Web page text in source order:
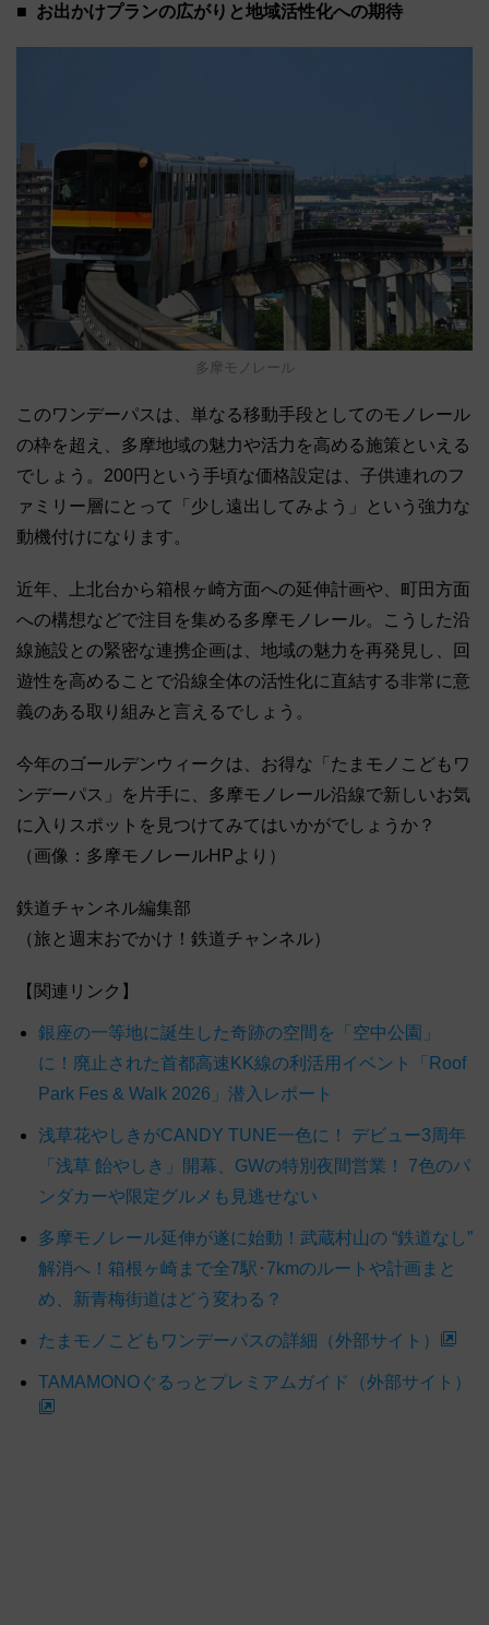
お出かけプランの広がりと地域活性化への期待
多摩モノレール
このワンデーパスは、単なる移動手段としてのモノレール
の枠を超え、多摩地域の魅力や活力を高める施策といえる
でしょう。200円という手頃な価格設定は、子供連れのフ
ァミリー層にとって「少し遠出してみよう」という強力な
動機付けになります。
近年、上北台から箱根ヶ崎方面への延伸計画や、町田方面
への構想などで注目を集める多摩モノレール。こうした沿
線施設との緊密な連携企画は、地域の魅力を再発見し、回
遊性を高めることで沿線全体の活性化に直結する非常に意
義のある取り組みと言えるでしょう。
今年のゴールデンウィークは、お得な「たまモノこどもワ
ンデーパス」を片手に、多摩モノレール沿線で新しいお気
に入りスポットを見つけてみてはいかがでしょうか？
（画像：多摩モノレールHPより）
鉄道チャンネル編集部
（旅と週末おでかけ！鉄道チャンネル）
【関連リンク】
銀座の一等地に誕生した奇跡の空間を「空中公園」
に！廃止された首都高速KK線の利活用イベント「Roof
Park Fes & Walk 2026」潜入レポート
浅草花やしきがCANDY TUNE一色に！ デビュー3周年
「浅草 飴やしき」開幕、GWの特別夜間営業！ 7色のパ
ンダカーや限定グルメも見逃せない
多摩モノレール延伸が遂に始動！武蔵村山の “鉄道なし”
解消へ！箱根ヶ崎まで全7駅･7kmのルートや計画まと
め、新青梅街道はどう変わる？
たまモノこどもワンデーパスの詳細（外部サイト）
TAMAMONOぐるっとプレミアムガイド（外部サイト）